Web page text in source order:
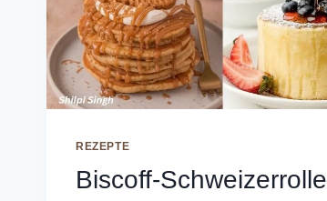
REZEPTE
Biscoff-Schweizerrolle